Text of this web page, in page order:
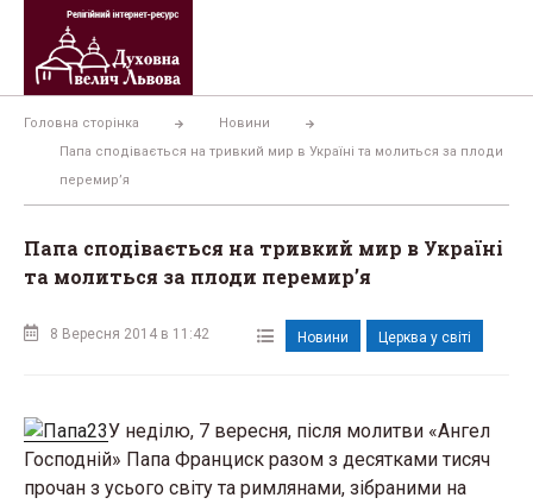
Перейти
вмісту
Головна сторінка
Новини
Папа сподівається на тривкий мир в Україні та молиться за плоди
перемир’я
Папа сподівається на тривкий мир в Україні
та молиться за плоди перемир’я
8 Вересня 2014 в 11:42 Новини Церква у світі
У неділю, 7 вересня, після молитви «Ангел
Господній» Папа Франциск разом з десятками тисяч
прочан з усього світу та римлянами, зібраними на